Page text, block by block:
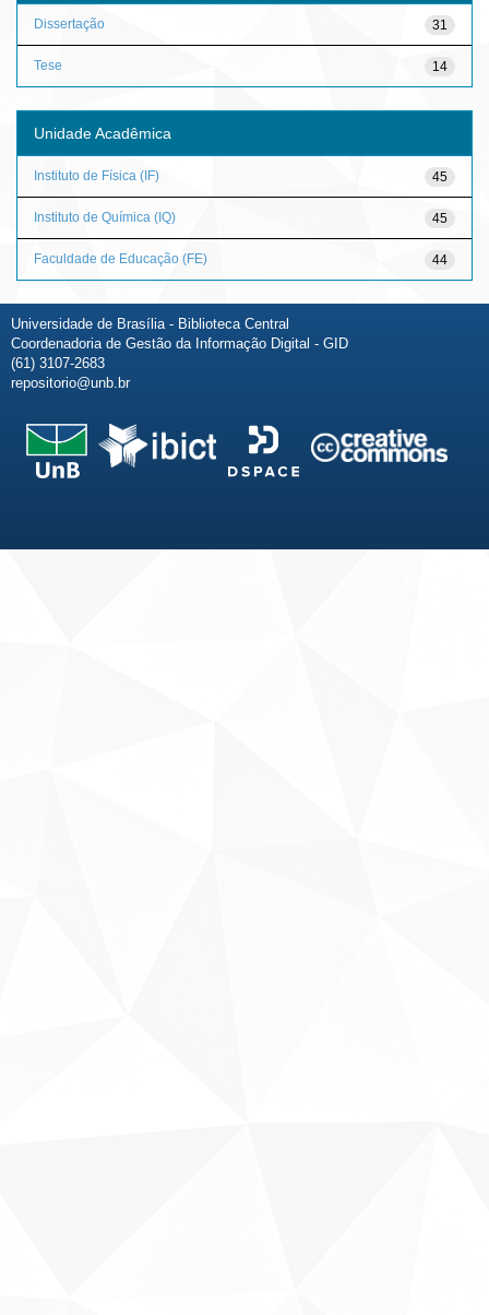
31
Dissertação
14
Tese
Unidade Acadêmica
45
Instituto de Física (IF)
45
Instituto de Química (IQ)
44
Faculdade de Educação (FE)
Universidade de Brasília - Biblioteca Central
Coordenadoria de Gestão da Informação Digital - GID
(61) 3107-2683
repositorio@unb.br